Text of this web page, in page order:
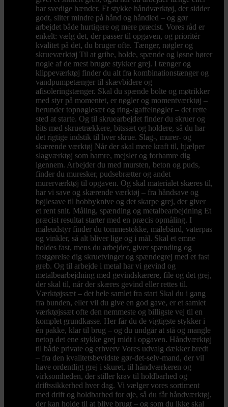
har svedige hænder. Et stykke håndværktøj, der sidder
godt, sliter mindre på hånd og håndled – og gør
arbejdet både hurtigere og mere præcist. Vores råd er
enkelt: vælg det, der passer til opgaven, og prioritér
kvalitet på det, du bruger ofte. Tænger, nøgler og
skrueværktøj Til at gribe, holde, spænde og løsne hører
nogle af de mest brugte stykker grej. I tænger og
klippeværktøj finder du alt fra kombinationstænger og
vandpumpetænger til skævbidere og
afisoleringstænger. Skal du spænde bolte og møtrikker
med styr på momentet, er nøgler og momentværktøj –
herunder topnøglesæt og ring-/gaffelnøgler – det rette
sted at starte. Og til skruearbejdet finder du skruer og
bits med skruetrækkere, bitssæt og holdere, så du har
det rigtige indstik til hver skrue. Slag-, murer- og
skærende værktøj Når der skal mere kraft til, hjælper
slagværktøj som hamre, mejsler og forhamre dig
igennem. Arbejder du med mursten, beton og puds,
finder du muresker, pudsebrætter og andet
murerværktøj til opgaven. Og skal materialet skæres til,
har vi save og skærende værktøj – fra håndsave og
bøjlesave til hobbyknive og det skarpe grej, der giver
et rent snit. Måling, spænding og metalbearbejdning Et
præcist resultat starter med en præcis opmåling. I
måleudstyr finder du tommestokke, målebånd, vaterpas
og vinkler, så alt bliver lige og i mål. Skal et emne
holdes fast, mens du arbejder, giver spænding og
fastgørelse dig skruetvinger og spændegrej med et fast
greb. Og til arbejde i metal har vi gevind og
metalbearbejdning med gevindskærere, file og det grej,
der skal til, når der skæres gevind eller rettes til.
Værktøjssæt – det hele samlet fra start Skal du i gang
fra bunden, eller vil du give en god gave, er et samlet
værktøjssæt ofte den nemmeste og billigste vej til en
komplet grundkasse. Her får du de vigtigste stykker i
én pakke, klar til brug – og du undgår at stå og mangle
netop det ene stykke grej midt i opgaven. Håndværktøj
til både private og erhverv Vores udvalg dækker bredt
– fra den kvalitetsbevidste gør-det-selv-mand, der vil
have ordentligt grej i skuret, til håndværkeren og
virksomheden, der stiller krav til holdbarhed og
driftssikkerhed hver dag. Vi vælger vores sortiment
med drift og holdbarhed for øje, så du får håndværktøj,
der kan holde til at blive brugt – og som du ikke skal